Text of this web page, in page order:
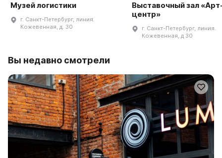
Музей логистики
г. Санкт-Петербург, линия.
Кожевенная, д. 30
Выставочный зал
центр»
г. Санкт-Петербург, линия.
Кожевенная, д 30
Вы недавно смотрели